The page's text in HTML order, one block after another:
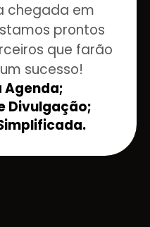
chegada em
prontos
que farão
sucesso!
Agenda;
Divulgação;